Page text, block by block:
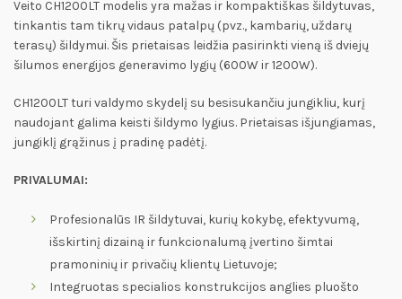
Veito CH1200LT modelis yra mažas ir kompaktiškas šildytuvas,
tinkantis tam tikrų vidaus patalpų (pvz., kambarių, uždarų
terasų) šildymui. Šis prietaisas leidžia pasirinkti vieną iš dviejų
šilumos energijos generavimo lygių (600W ir 1200W).
CH1200LT turi valdymo skydelį su besisukančiu jungikliu, kurį
naudojant galima keisti šildymo lygius. Prietaisas išjungiamas,
jungiklį grąžinus į pradinę padėtį.
PRIVALUMAI:
Profesionalūs IR šildytuvai, kurių kokybę, efektyvumą,
išskirtinį dizainą ir funkcionalumą įvertino šimtai
pramoninių ir privačių klientų Lietuvoje;
Integruotas specialios konstrukcijos anglies pluošto